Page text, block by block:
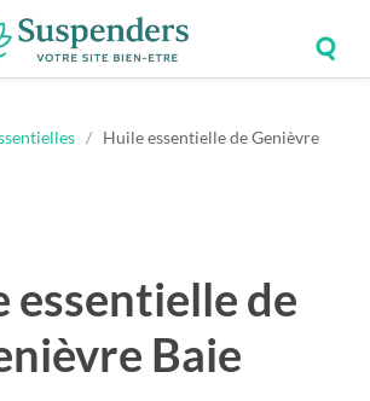
Suspenders
/ Huile essentielle de Genièvre
essentielle de
Baie